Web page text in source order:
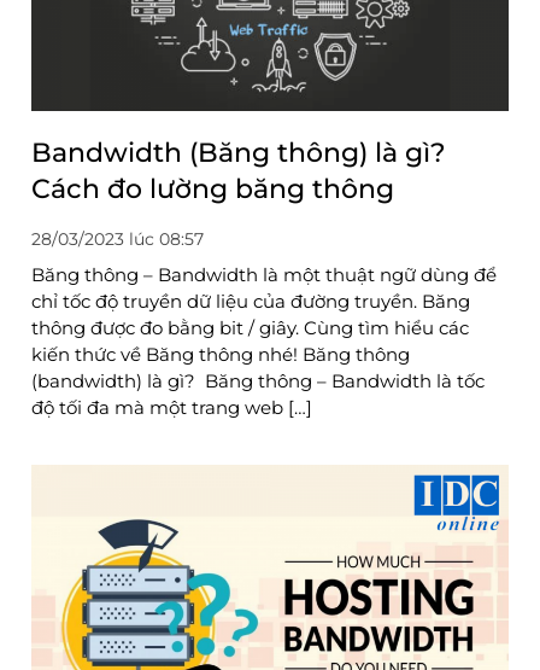
Bandwidth (Băng thông) là gì?
Cách đo lường băng thông
28/03/2023 lúc 08:57
Băng thông – Bandwidth là một thuật ngữ dùng để
chỉ tốc độ truyền dữ liệu của đường truyền. Băng
thông được đo bằng bit / giây. Cùng tìm hiểu các
kiến thức về Băng thông nhé! Băng thông
(bandwidth) là gì? Băng thông – Bandwidth là tốc
độ tối đa mà một trang web […]